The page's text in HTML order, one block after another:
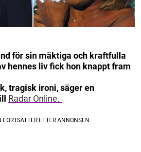
för sin mäktiga och kraftfulla
hennes liv fick hon knappt fram
tragisk ironi, säger en
Radar Online.